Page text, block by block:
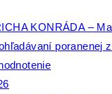
KONRÁDA –
poranenej